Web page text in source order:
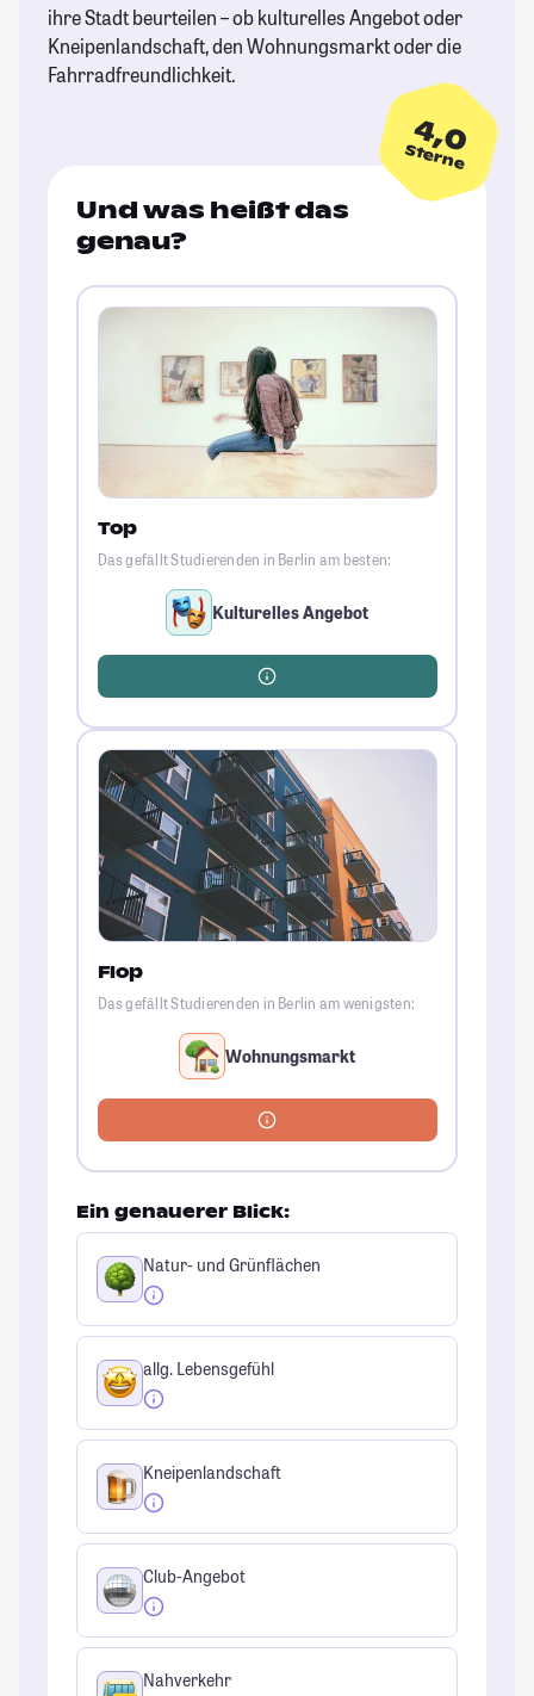
ihre Stadt beurteilen – ob kulturelles Angebot oder
Kneipenlandschaft, den Wohnungsmarkt oder die
Fahrradfreundlichkeit.
4,0
Sterne
Und was heißt das
genau?
Top
Das gefällt Studierenden in Berlin am besten:
Kulturelles Angebot
Flop
Das gefällt Studierenden in Berlin am wenigsten:
Wohnungsmarkt
Ein genauerer Blick:
Natur- und Grünflächen
allg. Lebensgefühl
Kneipenlandschaft
Club-Angebot
Nahverkehr